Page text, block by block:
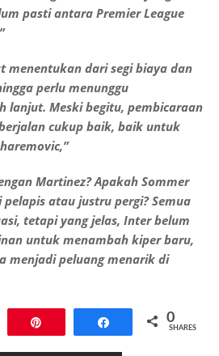
pasti antara Premier League
menentukan dari segi biaya dan
perlu menunggu
lanjut. Meski begitu, pembicaraan
cukup baik, baik untuk
Martinez? Apakah Sommer
atau justru pergi? Semua
tetapi yang jelas, Inter belum
untuk menambah kiper baru,
menjadi peluang menarik di
Share 0
SHARES